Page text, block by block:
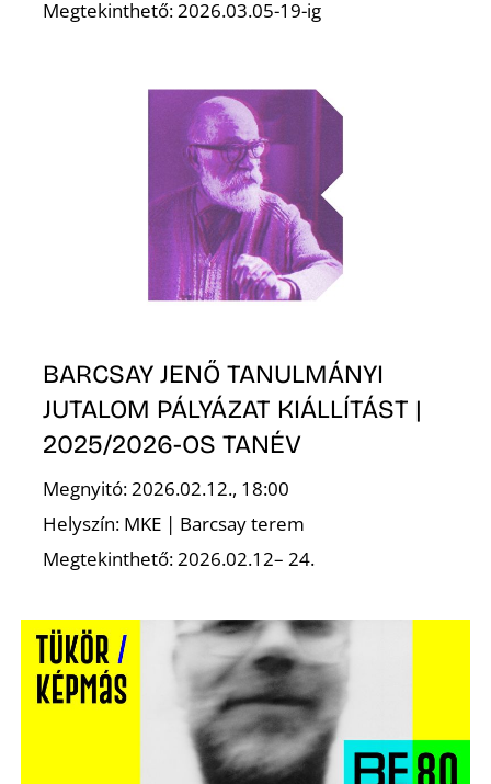
Megtekinthető: 2026.03.05-19-ig
BARCSAY JENŐ TANULMÁNYI
JUTALOM PÁLYÁZAT KIÁLLÍTÁST |
2025/2026-OS TANÉV
Megnyitó: 2026.02.12., 18:00
Helyszín: MKE | Barcsay terem
Megtekinthető: 2026.02.12– 24.